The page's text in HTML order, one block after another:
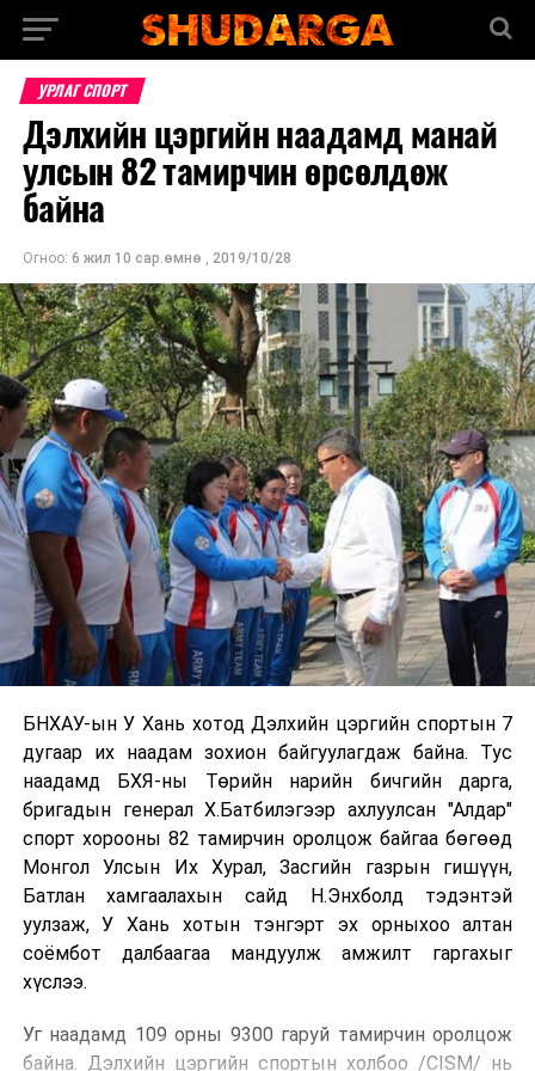
УРЛАГ СПОРТ
Дэлхийн цэргийн наадамд манай
улсын 82 тамирчин өрсөлдөж
байна
Огноо: 6 жил 10 сар.өмнө , 2019/10/28
БНХАУ-ын У Хань хотод Дэлхийн цэргийн спортын 7
дугаар их наадам зохион байгуулагдаж байна. Тус
наадамд БХЯ-ны Төрийн нарийн бичгийн дарга,
бригадын генерал Х.Батбилэгээр ахлуулсан "Алдар"
спорт хорооны 82 тамирчин оролцож байгаа бөгөөд
Монгол Улсын Их Хурал, Засгийн газрын гишүүн,
Батлан хамгаалахын сайд Н.Энхболд тэдэнтэй
уулзаж, У Хань хотын тэнгэрт эх орныхоо алтан
соёмбот далбаагаа мандуулж амжилт гаргахыг
хүслээ.
Уг наадамд 109 орны 9300 гаруй тамирчин оролцож
байна. Дэлхийн цэргийн спортын холбоо /CISM/ нь